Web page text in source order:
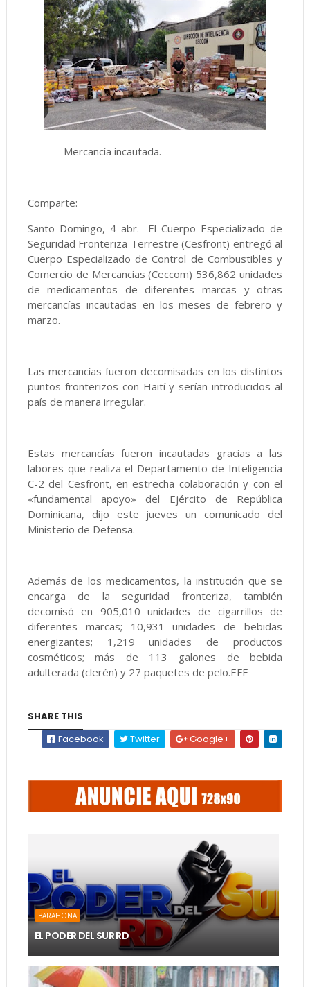
Mercancía incautada.
Comparte:
Santo Domingo, 4 abr.- El Cuerpo Especializado de
Seguridad Fronteriza Terrestre (Cesfront) entregó al
Cuerpo Especializado de Control de Combustibles y
Comercio de Mercancías (Ceccom) 536,862 unidades
de medicamentos de diferentes marcas y otras
mercancías incautadas en los meses de febrero y
marzo.
Las mercancías fueron decomisadas en los distintos
puntos fronterizos con Haití y serían introducidos al
país de manera irregular.
Estas mercancías fueron incautadas gracias a las
labores que realiza el Departamento de Inteligencia
C-2 del Cesfront, en estrecha colaboración y con el
«fundamental apoyo» del Ejército de República
Dominicana, dijo este jueves un comunicado del
Ministerio de Defensa.
Además de los medicamentos, la institución que se
encarga de la seguridad fronteriza, también
decomisó en 905,010 unidades de cigarrillos de
diferentes marcas; 10,931 unidades de bebidas
energizantes; 1,219 unidades de productos
cosméticos; más de 113 galones de bebida
adulterada (clerén) y 27 paquetes de pelo.EFE
SHARE THIS
Facebook
Twitter Google+
BARAHONA
EL PODER DEL SUR RD